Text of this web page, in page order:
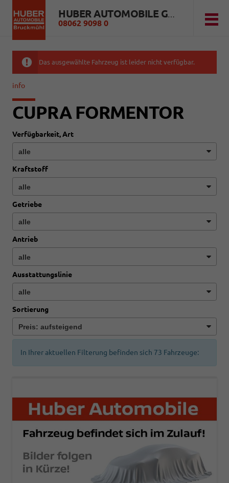
HUBER AUTOMOBILE GMBH
08062 9098 0
Das ausgewählte Fahrzeug ist leider nicht verfügbar.
info
CUPRA FORMENTOR
Verfügbarkeit, Art
Kraftstoff
Getriebe
Antrieb
Ausstattungslinie
Sortierung
In Ihrer aktuellen Filterung befinden sich 73 Fahrzeuge: